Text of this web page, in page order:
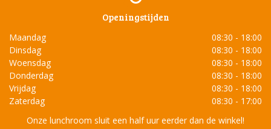
Openingstijden
Maandag
08:30 - 18:00
Dinsdag
08:30 - 18:00
Woensdag
08:30 - 18:00
Donderdag
08:30 - 18:00
Vrijdag
08:30 - 18:00
Zaterdag
08:30 - 17:00
Onze lunchroom sluit een half uur eerder dan de winkel!